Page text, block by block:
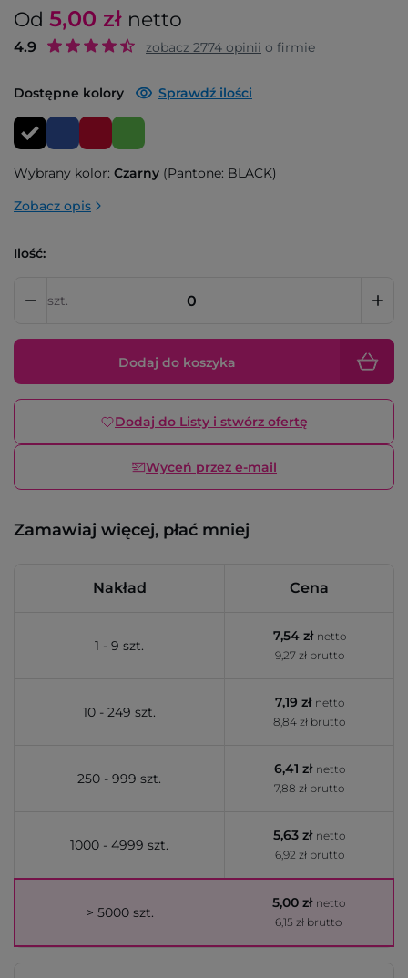
Od 5,00 zł netto
4.9 zobacz 2774 opinii o firmie
Dostępne kolory Sprawdź ilości
Wybrany kolor: Czarny (Pantone: BLACK)
Zobacz opis
Ilość:
szt.
Dodaj do koszyka
Dodaj do Listy i stwórz ofertę
Wyceń przez e-mail
Zamawiaj więcej, płać mniej
Nakład Cena
1 - 9 szt.
7,54 zł netto
9,27 zł brutto
10 - 249 szt.
7,19 zł netto
8,84 zł brutto
250 - 999 szt.
6,41 zł netto
7,88 zł brutto
1000 - 4999 szt.
5,63 zł netto
6,92 zł brutto
> 5000 szt.
5,00 zł netto
6,15 zł brutto